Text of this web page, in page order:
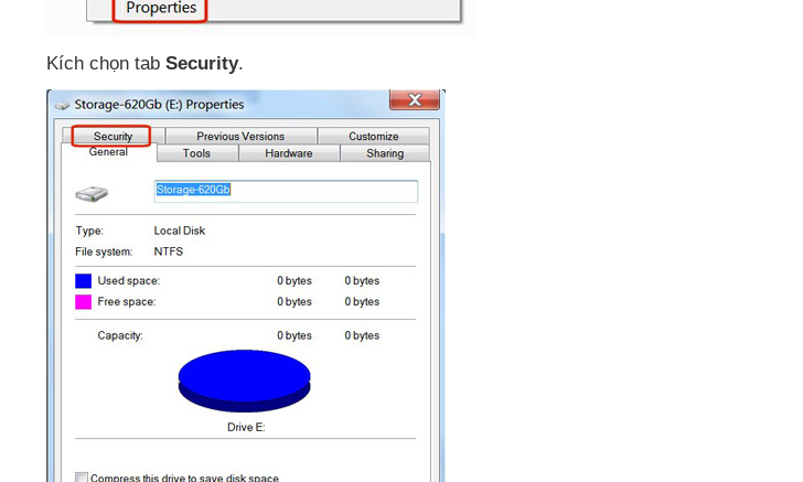
Kích chọn tab Security.